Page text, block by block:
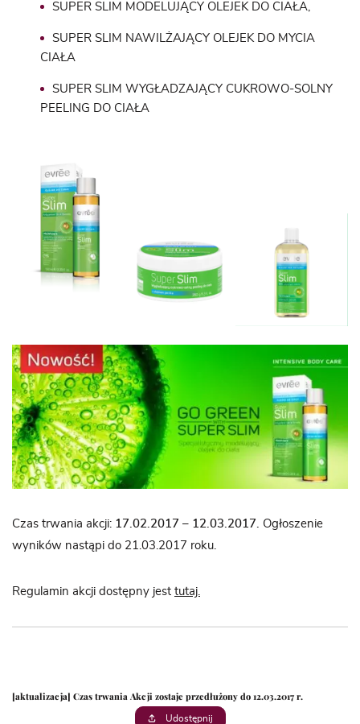
SUPER SLIM MODELUJĄCY OLEJEK DO CIAŁA,
SUPER SLIM NAWILŻAJĄCY OLEJEK DO MYCIA
CIAŁA
SUPER SLIM WYGŁADZAJĄCY CUKROWO-SOLNY
PEELING DO CIAŁA
Czas trwania akcji: 17.02.2017 – 12.03.2017.
Ogłoszenie
wyników nastąpi do 21.03.2017 roku.
Regulamin akcji dostępny jest tutaj.
[aktualizacja] Czas trwania Akcji zostaje przedłużony do 12.03.2017 r.
Udostępnij